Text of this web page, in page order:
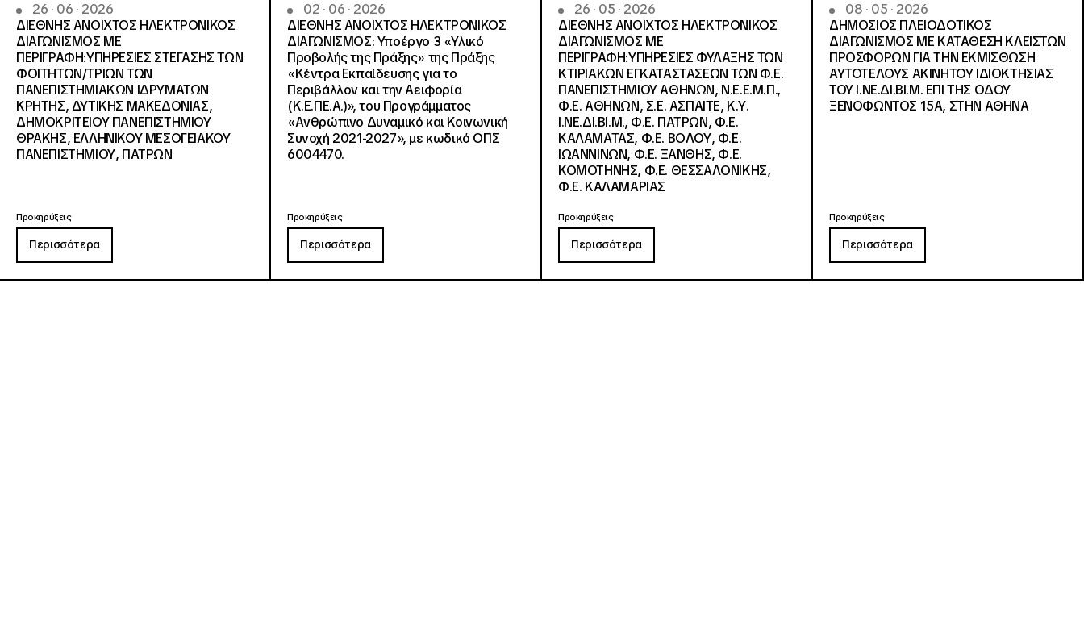
26 · 06 · 2026
ΔΙΕΘΝΗΣ ΑΝΟΙΧΤΟΣ ΗΛΕΚΤΡΟΝΙΚΟΣ
ΔΙΑΓΩΝΙΣΜΟΣ ΜΕ
ΠΕΡΙΓΡΑΦΗ:ΥΠΗΡΕΣΙΕΣ ΣΤΕΓΑΣΗΣ ΤΩΝ
ΦΟΙΤΗΤΩΝ/ΤΡΙΩΝ ΤΩΝ
ΠΑΝΕΠΙΣΤΗΜΙΑΚΩΝ ΙΔΡΥΜΑΤΩΝ
KΡΗΤΗΣ, ΔΥΤΙΚΗΣ ΜΑΚΕΔΟΝΙΑΣ,
ΔΗΜΟΚΡΙΤΕΙΟΥ ΠΑΝΕΠΙΣΤΗΜΙΟΥ
ΘΡΑΚΗΣ, ΕΛΛΗΝΙΚΟΥ ΜΕΣΟΓΕΙΑΚΟΥ
ΠΑΝΕΠΙΣΤΗΜΙΟΥ, ΠΑΤΡΩΝ
Προκηρύξεις
Περισσότερα
02 · 06 · 2026
ΔΙΕΘΝΗΣ ΑΝΟΙΧΤΟΣ ΗΛΕΚΤΡΟΝΙΚΟΣ
ΔΙΑΓΩΝΙΣΜΟΣ: Υποέργο 3 «Υλικό
Προβολής της Πράξης» της Πράξης
«Κέντρα Εκπαίδευσης για το
Περιβάλλον και την Αειφορία
(Κ.Ε.ΠΕ.Α.)», του Προγράμματος
«Ανθρώπινο Δυναμικό και Κοινωνική
Συνοχή 2021-2027», με κωδικό ΟΠΣ
6004470.
Προκηρύξεις
Περισσότερα
26 · 05 · 2026
ΔΙΕΘΝΗΣ ΑΝΟΙΧΤΟΣ ΗΛΕΚΤΡΟΝΙΚΟΣ
ΔΙΑΓΩΝΙΣΜΟΣ ΜΕ
ΠΕΡΙΓΡΑΦΗ:ΥΠΗΡΕΣΙΕΣ ΦΥΛΑΞΗΣ ΤΩΝ
ΚΤΙΡΙΑΚΩΝ ΕΓΚΑΤΑΣΤΑΣΕΩΝ ΤΩΝ Φ.Ε.
ΠΑΝΕΠΙΣΤΗΜΙΟΥ ΑΘΗΝΩΝ, Ν.Ε.Ε.Μ.Π.,
Φ.Ε. ΑΘΗΝΩΝ, Σ.Ε. ΑΣΠΑΙΤΕ, Κ.Υ.
Ι.ΝΕ.ΔΙ.ΒΙ.Μ., Φ.Ε. ΠΑΤΡΩΝ, Φ.Ε.
ΚΑΛΑΜΑΤΑΣ, Φ.Ε. ΒΟΛΟΥ, Φ.Ε.
ΙΩΑΝΝΙΝΩΝ, Φ.Ε. ΞΑΝΘΗΣ, Φ.Ε.
ΚΟΜΟΤΗΝΗΣ, Φ.Ε. ΘΕΣΣΑΛΟΝΙΚΗΣ,
Φ.Ε. ΚΑΛΑΜΑΡΙΑΣ
Προκηρύξεις
Περισσότερα
08 · 05 · 2026
ΔΗΜΟΣΙΟΣ ΠΛΕΙΟΔΟΤΙΚΟΣ
ΔΙΑΓΩΝΙΣΜΟΣ ΜΕ ΚΑΤΑΘΕΣΗ ΚΛΕΙΣΤΩΝ
ΠΡΟΣΦΟΡΩΝ ΓΙΑ ΤΗΝ ΕΚΜΙΣΘΩΣΗ
ΑΥΤΟΤΕΛΟΥΣ ΑΚΙΝΗΤΟΥ ΙΔΙΟΚΤΗΣΙΑΣ
ΤΟΥ Ι.ΝΕ.ΔΙ.ΒΙ.Μ. ΕΠΙ ΤΗΣ ΟΔΟΥ
ΞΕΝΟΦΩΝΤΟΣ 15Α, ΣΤΗΝ ΑΘΗΝΑ
Προκηρύξεις
Περισσότερα